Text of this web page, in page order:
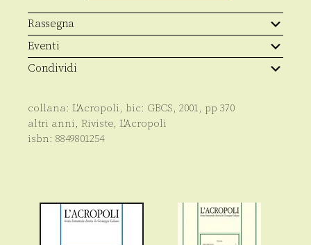
Rassegna
Eventi
Condividi
collana: L'Acropoli, bic: GBCS, 2001, pp 370
altri anni, Riviste, L'Acropoli
isbn: 8849801254